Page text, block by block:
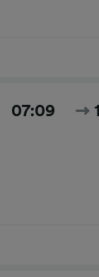
07:09